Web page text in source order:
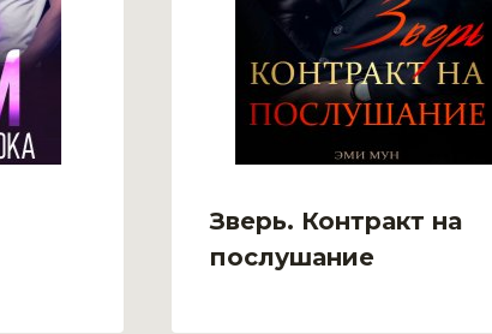
Зверь. Контракт на
послушание